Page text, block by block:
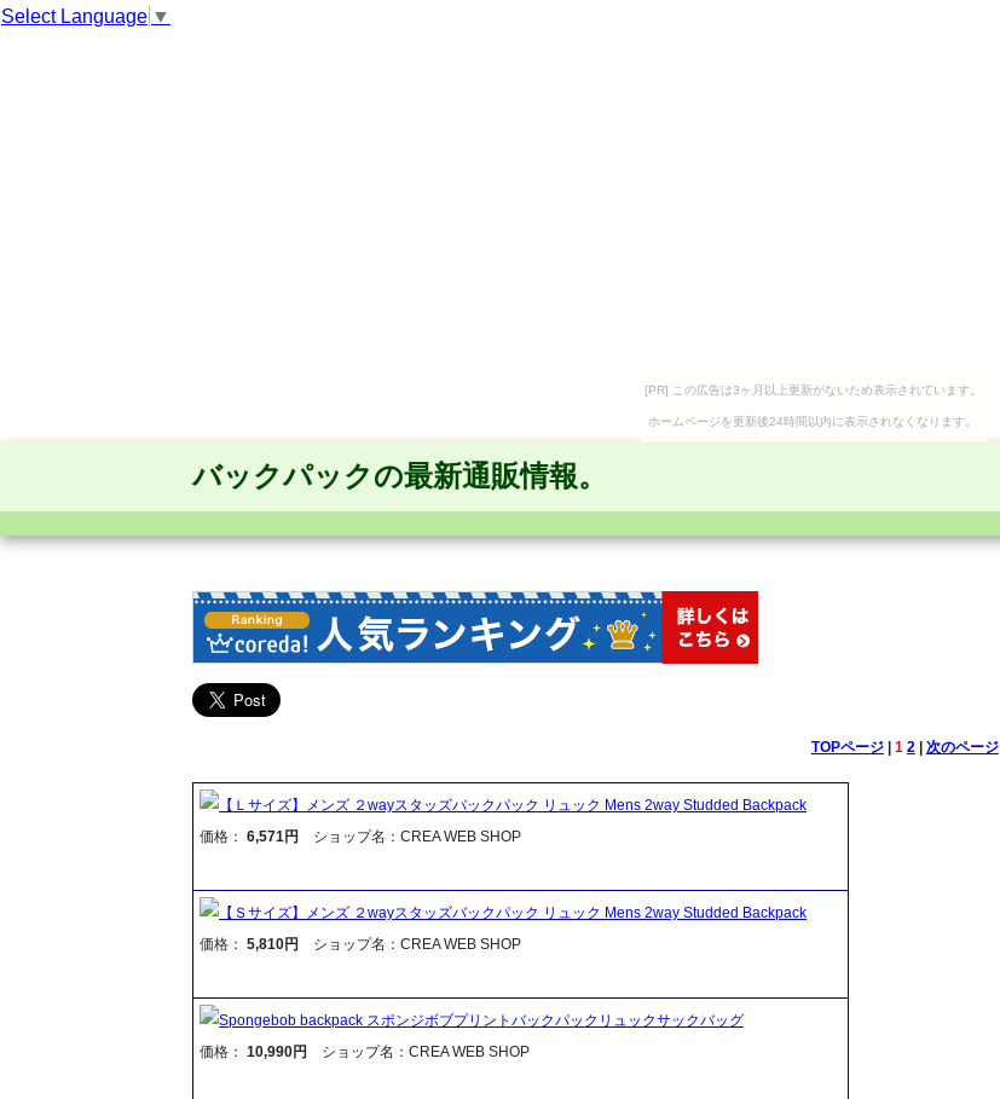
Select Language ▼
[PR] この広告は3ヶ月以上更新がないため表示されています。
ホームページを更新後24時間以内に表示されなくなります。
バックパックの最新通販情報。
TOPページ| 1 2| 次のページ
【Ｌサイズ】メンズ ２wayスタッズバックパック リュック Mens 2way Studded Backpack
価格： 6,571円 ショップ名：CREA WEB SHOP
【Ｓサイズ】メンズ ２wayスタッズバックパック リュック Mens 2way Studded Backpack
価格： 5,810円 ショップ名：CREA WEB SHOP
Spongebob backpack スポンジボブプリントバックパックリュックサックバッグ
価格： 10,990円 ショップ名：CREA WEB SHOP